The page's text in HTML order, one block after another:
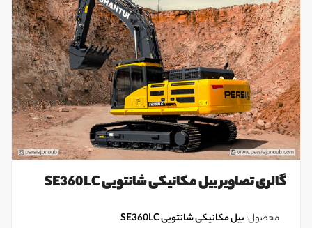
گالری تصاویر بیل مکانیکی شانتویی SE360LC
محصول:بیل مکانیکی شانتویی SE360LC